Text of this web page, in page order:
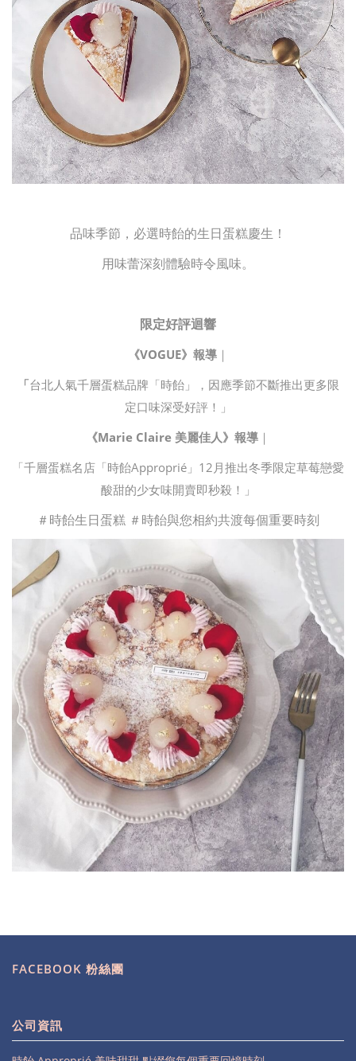
品味季節，必選時飴的生日蛋糕慶生！
用味蕾深刻體驗時令風味。
限定好評迴響
《VOGUE》 報導｜
「台北人氣千層蛋糕品牌「時飴」，因應季節不斷推出更多限
定口味深受好評！」
《Marie Claire 美麗佳人》 報導 ｜
「千層蛋糕名店「時飴Approprié 」 12月推出冬季限定草莓戀愛
酸甜的少女味開賣即秒殺！」
＃時飴生日蛋糕 ＃時飴與您相約共渡每個重要時刻
FACEBOOK 粉絲團
公司資訊